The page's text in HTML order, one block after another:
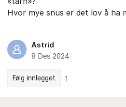
Hvor mye snus er det lov å ha
Astrid
8 Des 2024
Følg innlegget 1